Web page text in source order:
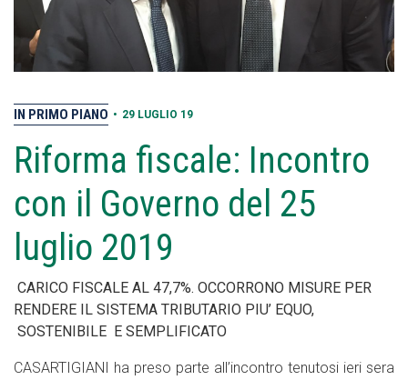
IN PRIMO PIANO • 29 LUGLIO 19
Riforma fiscale: Incontro
con il Governo del 25
luglio 2019
CARICO FISCALE AL 47,7%. OCCORRONO MISURE PER
RENDERE IL SISTEMA TRIBUTARIO PIU’ EQUO,
SOSTENIBILE E SEMPLIFICATO
CASARTIGIANI ha preso parte all’incontro tenutosi ieri sera